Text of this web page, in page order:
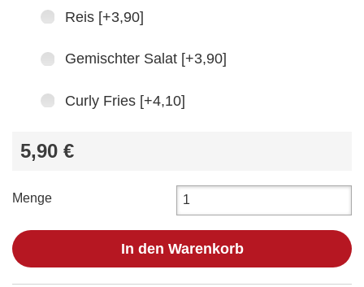
Reis [+3,90]
Gemischter Salat [+3,90]
Curly Fries [+4,10]
5,90 €
Menge
In den Warenkorb